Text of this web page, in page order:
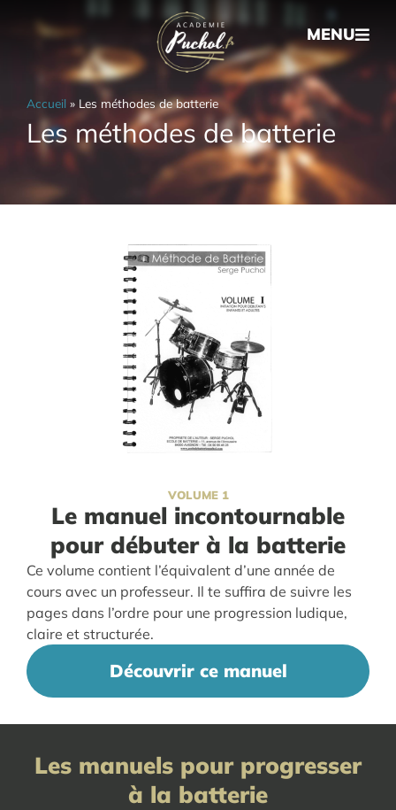
MENU
Accueil » Les méthodes de batterie
Les méthodes de batterie
VOLUME 1
Le manuel incontournable
pour débuter à la batterie
Ce volume contient l’équivalent d’une année de
cours avec un professeur. Il te suffira de suivre les
pages dans l’ordre pour une progression ludique,
claire et structurée.
Découvrir ce manuel
Les manuels pour progresser
à la batterie